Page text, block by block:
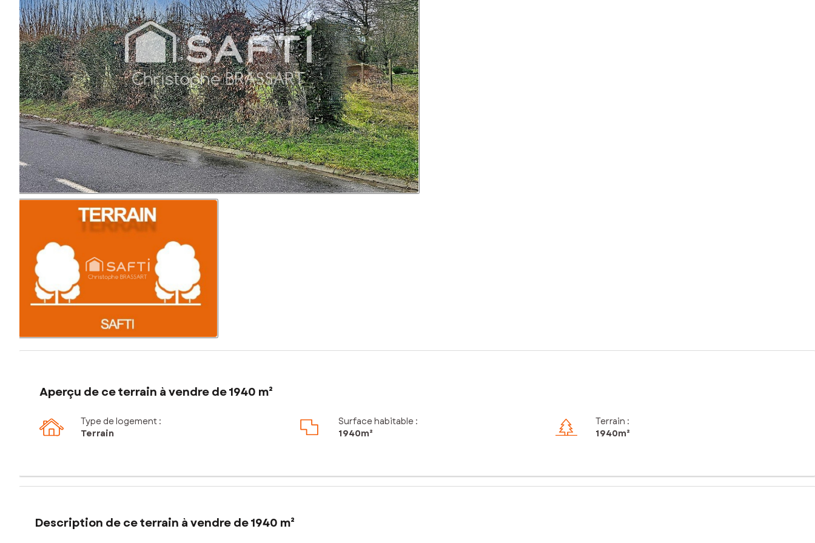
Aperçu de ce terrain à vendre de 1940 m²
Type de logement :
Terrain
Surface habitable :
1 940m²
Terrain :
1 940m²
Description de ce terrain à vendre de 1940 m²